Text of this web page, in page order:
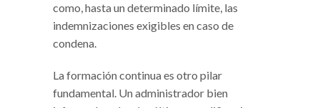
como, hasta un determinado límite, las
indemnizaciones exigibles en caso de
condena.
La formación continua es otro pilar
fundamental. Un administrador bien